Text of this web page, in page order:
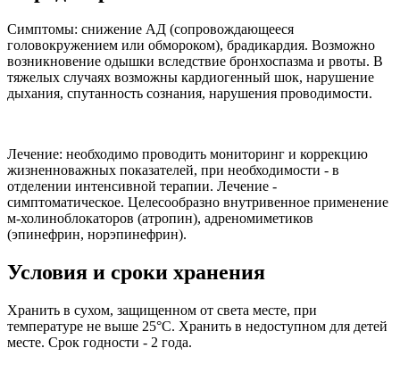
Симптомы: снижение АД (сопровождающееся
головокружением или обмороком), брадикардия. Возможно
возникновение одышки вследствие бронхоспазма и рвоты. В
тяжелых случаях возможны кардиогенный шок, нарушение
дыхания, спутанность сознания, нарушения проводимости.
Лечение: необходимо проводить мониторинг и коррекцию
жизненноважных показателей, при необходимости - в
отделении интенсивной терапии. Лечение -
симптоматическое. Целесообразно внутривенное применение
м-холиноблокаторов (атропин), адреномиметиков
(эпинефрин, норэпинефрин).
Условия и сроки хранения
Хранить в сухом, защищенном от света месте, при
температуре не выше 25°С. Хранить в недоступном для детей
месте. Срок годности - 2 года.